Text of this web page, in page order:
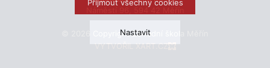
Náměstí 96, 594 42 Měřín
© 2026 Copyright Základní škola Měřín
VYTVOŘIL XART.CZ
Přijmout všechny cookies
Nastavit